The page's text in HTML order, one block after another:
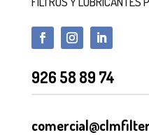
926 58 89 74